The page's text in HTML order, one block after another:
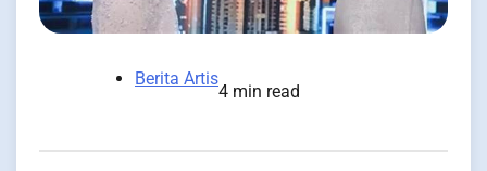
Berita Artis
4 min read